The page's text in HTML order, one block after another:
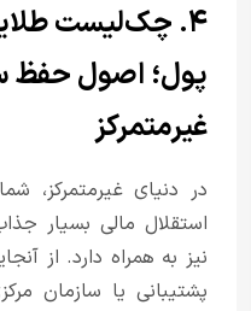
۴. چک‌لیست
پول؛ اصول حفظ
غیرمتمرکز
در دنیای غیرمتمرکز،
استقلال مالی بسیار
نیز به همراه دارد. از
پشتیبانی یا سازمان